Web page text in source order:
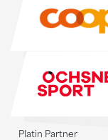
Platin Partner